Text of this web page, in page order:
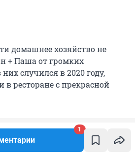
1
домашнее хозяйство не
+ Паша от громких
случился в 2020 году,
в ресторане с прекрасной